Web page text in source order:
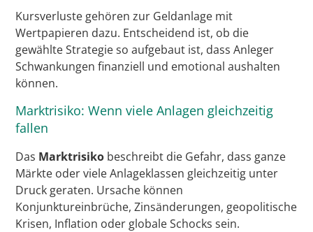
Kursverluste gehören zur Geldanlage mit
Wertpapieren dazu. Entscheidend ist, ob die
gewählte Strategie so aufgebaut ist, dass Anleger
Schwankungen finanziell und emotional aushalten
können.
Marktrisiko: Wenn viele Anlagen gleichzeitig
fallen
Das Marktrisiko beschreibt die Gefahr, dass ganze
Märkte oder viele Anlageklassen gleichzeitig unter
Druck geraten. Ursache können
Konjunktureinbrüche, Zinsänderungen, geopolitische
Krisen, Inflation oder globale Schocks sein.